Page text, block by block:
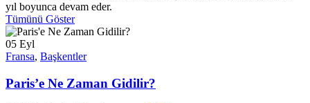
yıl boyunca devam eder.
Tümünü Göster
05 Eyl
Fransa, Başkentler
Paris’e Ne Zaman Gidilir?